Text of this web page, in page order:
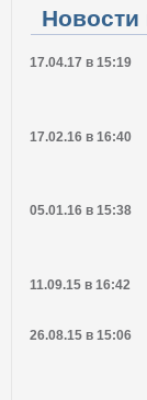
Новости
17.04.17 в 15:19
17.02.16 в 16:40
05.01.16 в 15:38
11.09.15 в 16:42
26.08.15 в 15:06